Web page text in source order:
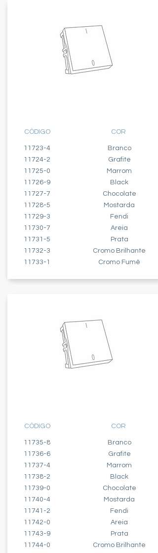
CÓDIGO
11723-4
11724-2
11725-0
11726-9
11727-7
11728-5
11729-3
11730-7
11731-5
11732-3
11733-1
COR
Branco
Grafite
Marrom
Black
Chocolate
Mostarda
Fendi
Areia
Prata
Cromo Brilhante
Cromo Fumê
CÓDIGO
11735-8
11736-6
11737-4
11738-2
11739-0
11740-4
11741-2
11742-0
11743-9
11744-0
COR
Branco
Grafite
Marrom
Black
Chocolate
Mostarda
Fendi
Areia
Prata
Cromo Brilhante